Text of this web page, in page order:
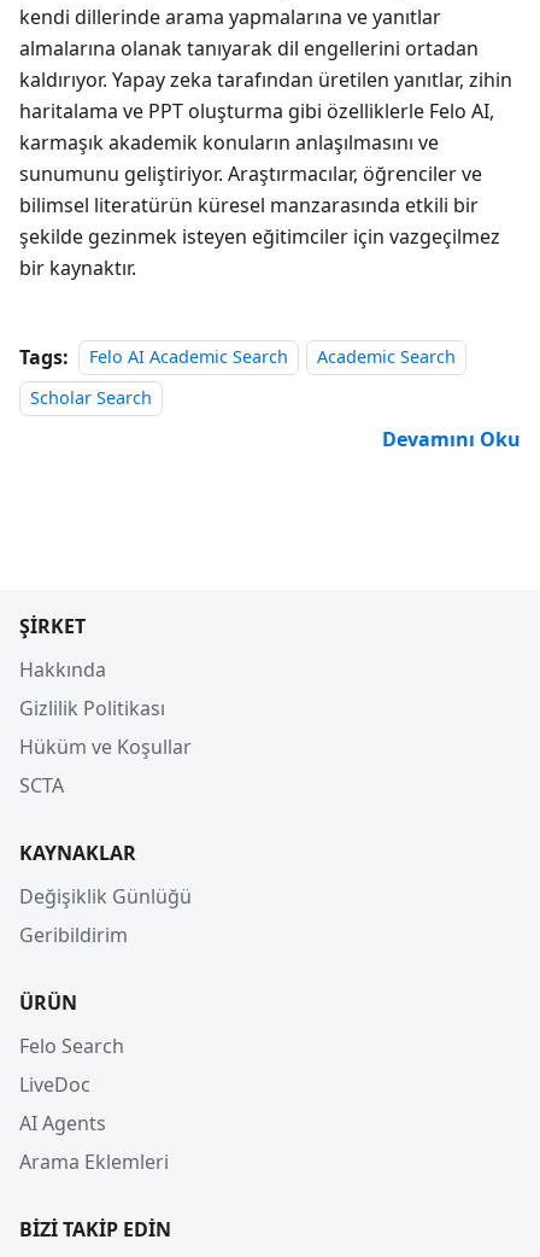
kendi dillerinde arama yapmalarına ve yanıtlar
almalarına olanak tanıyarak dil engellerini ortadan
kaldırıyor. Yapay zeka tarafından üretilen yanıtlar, zihin
haritalama ve PPT oluşturma gibi özelliklerle Felo AI,
karmaşık akademik konuların anlaşılmasını ve
sunumunu geliştiriyor. Araştırmacılar, öğrenciler ve
bilimsel literatürün küresel manzarasında etkili bir
şekilde gezinmek isteyen eğitimciler için vazgeçilmez
bir kaynaktır.
Tags: Felo AI Academic Search
Academic Search
Scholar Search
Devamını Oku
ŞIRKET
Hakkında
Gizlilik Politikası
Hüküm ve Koşullar
SCTA
KAYNAKLAR
Değişiklik Günlüğü
Geribildirim
ÜRÜN
Felo Search
LiveDoc
AI Agents
Arama Eklemleri
BIZI TAKIP EDIN